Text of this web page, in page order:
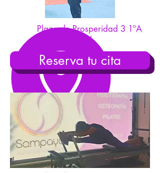
Plaza de Prosperidad 3 1ºA
28002 Madrid
Reserva tu cita